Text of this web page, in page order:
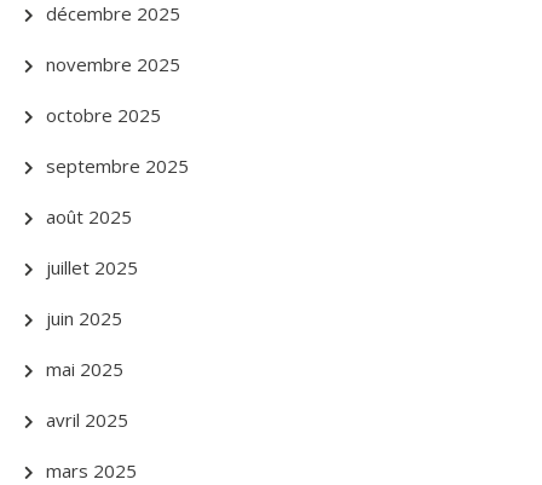
décembre 2025
novembre 2025
octobre 2025
septembre 2025
août 2025
juillet 2025
juin 2025
mai 2025
avril 2025
mars 2025